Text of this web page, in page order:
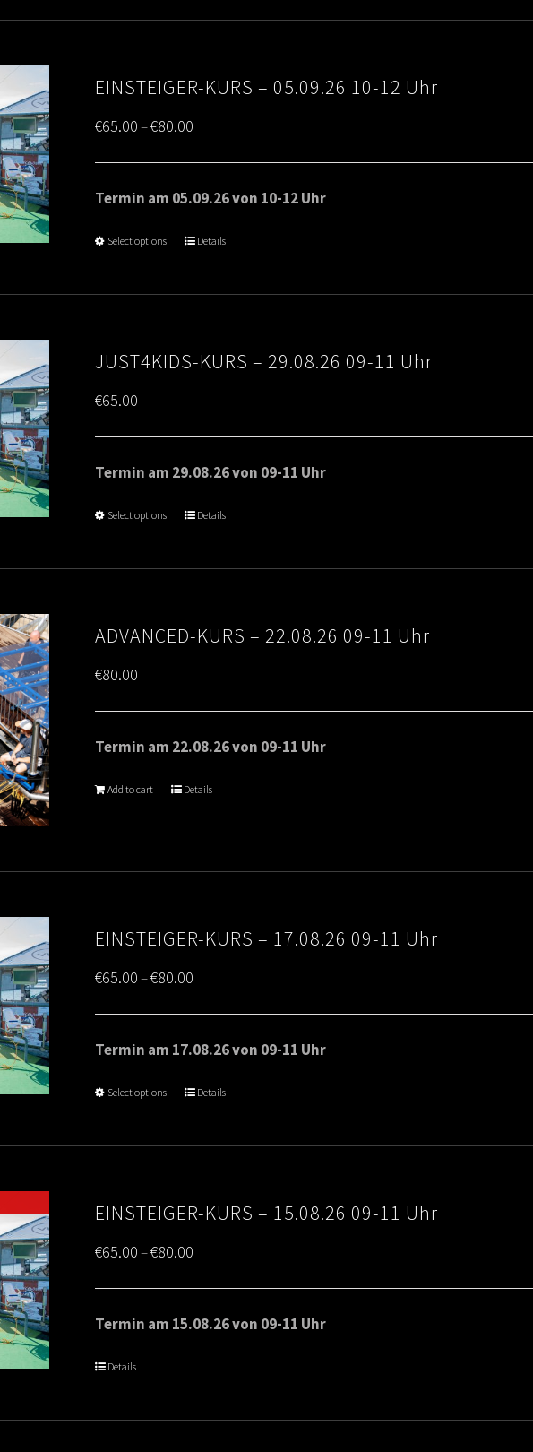
EINSTEIGER-KURS – 05.09.26 10-12 Uhr
€65.00–€80.00
range:
€65.00
Termin am 05.09.26 von 10-12 Uhr
Select options Details
JUST4KIDS-KURS – 29.08.26 09-11 Uhr
€65.00
Termin am 29.08.26 von 09-11 Uhr
Select options Details
ADVANCED-KURS – 22.08.26 09-11 Uhr
€80.00
Termin am 22.08.26 von 09-11 Uhr
Add to cart Details
EINSTEIGER-KURS – 17.08.26 09-11 Uhr
€65.00–€80.00
range:
€65.00
Termin am 17.08.26 von 09-11 Uhr
Select options Details
EINSTEIGER-KURS – 15.08.26 09-11 Uhr
€65.00–€80.00
range:
€65.00
Termin am 15.08.26 von 09-11 Uhr
Details